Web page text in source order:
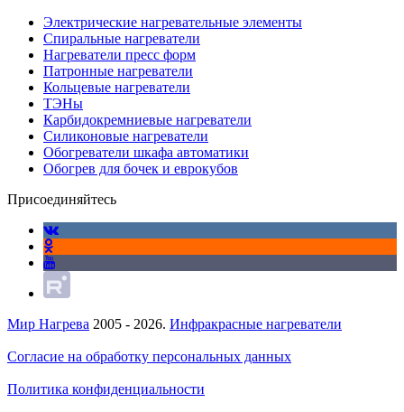
Электрические нагревательные элементы
Спиральные нагреватели
Нагреватели пресс форм
Патронные нагреватели
Кольцевые нагреватели
ТЭНы
Карбидокремниевые нагреватели
Силиконовые нагреватели
Обогреватели шкафа автоматики
Обогрев для бочек и еврокубов
Присоединяйтесь
Мир Нагрева 2005 - 2026. Инфракрасные нагреватели
Согласие на обработку персональных данных
Политика конфиденциальности